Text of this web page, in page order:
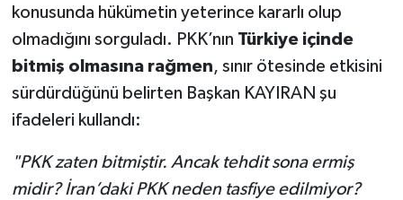
konusunda hükümetin yeterince kararlı olup
olmadığını sorguladı. PKK’nın Türkiye içinde
bitmiş olmasına rağmen, sınır ötesinde etkisini
sürdürdüğünü belirten Başkan KAYIRAN şu
ifadeleri kullandı:
"PKK zaten bitmiştir. Ancak tehdit sona ermiş
midir? İran’daki PKK neden tasfiye edilmiyor?